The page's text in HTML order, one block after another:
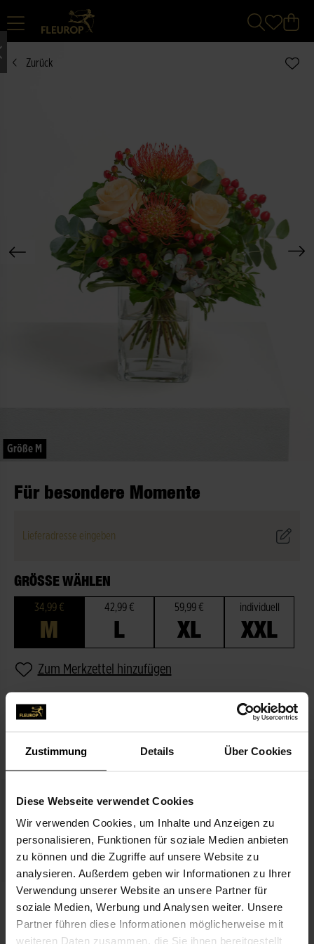
Zustimmung Details Über Cookies
Diese Webseite verwendet Cookies
Wir verwenden Cookies, um Inhalte und Anzeigen zu
personalisieren, Funktionen für soziale Medien anbieten
zu können und die Zugriffe auf unsere Website zu
analysieren. Außerdem geben wir Informationen zu Ihrer
Verwendung unserer Website an unsere Partner für
soziale Medien, Werbung und Analysen weiter. Unsere
Partner führen diese Informationen möglicherweise mit
weiteren Daten zusammen, die Sie ihnen bereitgestellt
Zurück
Größe M
Für besondere Momente
Lieferadresse eingeben
GRÖSSE WÄHLEN
34,99 €
M
42,99 €
L
59,99 €
XL
individuell
XXL
Zum Merkzettel hinzufügen
BESCHREIBUNG
PASSEND ZUM BLUMENGRUSS
Orange Gerbera
3,99 €